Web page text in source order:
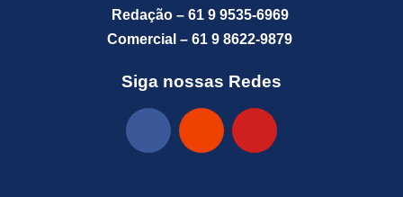
Redação – 61 9 9535-6969
Comercial – 61 9 8622-9879
Siga nossas Redes